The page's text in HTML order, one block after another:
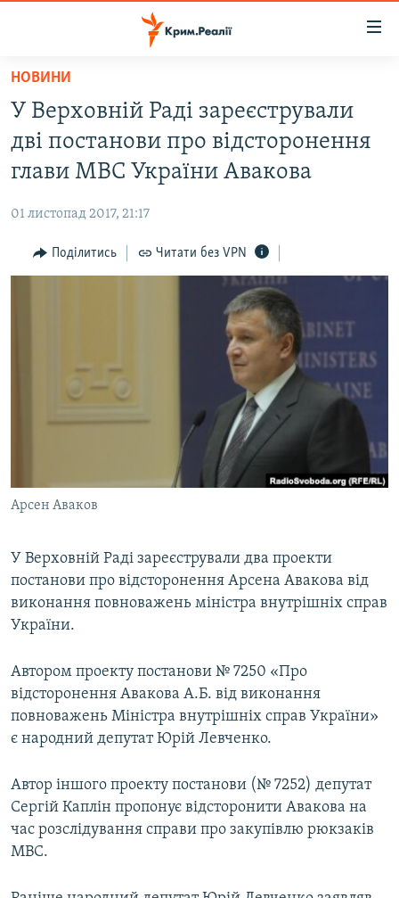
Перейти
основного
матеріалу
до
основної
Перейти
до
ВОДА.КРИМ
ВІДЕО ТА ФОТО
БЛОГИ
ПОГЛЯД
ДЕПОРТАЦІЯ
УКРАЇНСЬКА ПРОБЛЕМА КРИМУ
ІНФОГРАФІКА
ЯК ОБІЙТИ БЛОКУВАННЯ
ДОЛУЧАЙСЯ!
Усі сайти RFE/RL
НОВИНИ
У Верховній Раді зареєстрували
дві постанови про відсторонення
глави МВС України Авакова
01 листопад 2017, 21:17
Поділитись Читати без VPN
Арсен Аваков
У Верховній Раді зареєстрували два проекти
постанови про відсторонення Арсена Авакова від
виконання повноважень міністра внутрішніх справ
України.
Автором проекту постанови № 7250 «Про
відсторонення Авакова А.Б. від виконання
повноважень Міністра внутрішніх справ України»
є народний депутат Юрій Левченко.
Автор іншого проекту постанови (№ 7252) депутат
Сергій Каплін пропонує відсторонити Авакова на
час розслідування справи про закупівлю рюкзаків
МВС.